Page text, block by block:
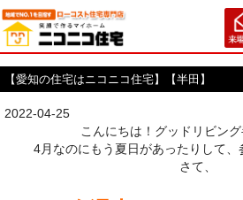
【愛知の住宅はニコニコ住宅】【半田】
2022-04-25
こんにちは！グッドリビング
4月なのにもう夏日があったりして、
さて、